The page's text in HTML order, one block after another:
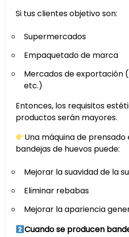
Si tus clientes objetivo son:
Supermercados
Empaquetado de marca
Mercados de exportación
etc.)
Entonces, los requisitos
productos serán mayores.
Una máquina de
bandejas de huevos puede:
Mejorar la suavidad de la
Eliminar rebabas
Mejorar la apariencia
Cuando se producen